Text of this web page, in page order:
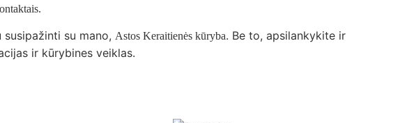
su mano, Astos Keraitienės kūryba. Be to, apsilankykite ir
ir kūrybines veiklas.